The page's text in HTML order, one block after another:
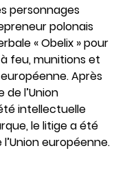
personnages
polonais
« Obelix » pour
feu, munitions et
Après
l’Union
intellectuelle
le litige a été
européenne.